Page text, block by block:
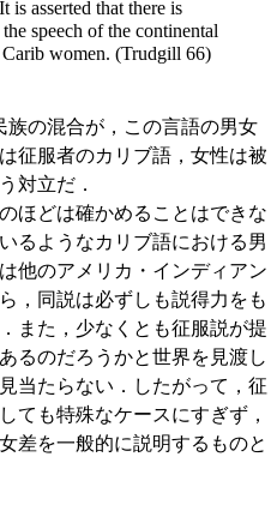
is asserted that there is
speech of the continental
women. (Trudgill 66)
の混合が，この言語の男女
征服者のカリブ語，女性は被
対立だ．
ほどは確かめることはできな
るようなカリブ語における男
他のアメリカ・インディアン
，同説は必ずしも説得力をも
また，少なくとも征服説が提
るのだろうかと世界を見渡し
当たらない．したがって，征
ても特殊なケースにすぎず，
差を一般的に説明するものと